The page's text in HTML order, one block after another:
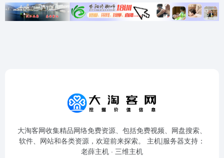
大淘客网收集精品网络免费资源、包括免费视频、网盘搜索、
软件、网站和各类资源，欢迎前来探索。 主机|服务器支持：
老薛主机 · 三维主机